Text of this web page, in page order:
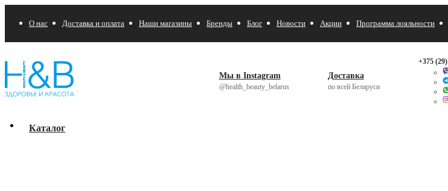
О нас Доставка и оплата Наши магазины Бренды Блог Новости Акции Программа лояльности
Мы в Instagram
@health_beauty_belarus
Доставка
по всей Беларуси
+375 (29)
Каталог